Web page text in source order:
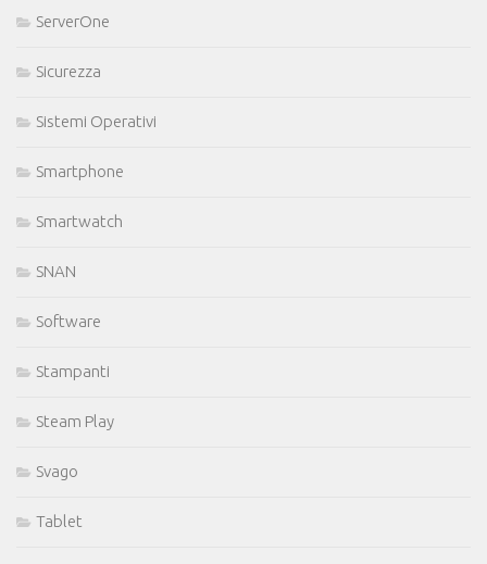
ServerOne
Sicurezza
Sistemi Operativi
Smartphone
Smartwatch
SNAN
Software
Stampanti
Steam Play
Svago
Tablet